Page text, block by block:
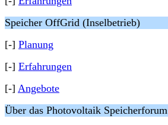
Speicher OffGrid (Inselbetrieb)
[-] Planung
[-] Erfahrungen
[-] Angebote
Über das Photovoltaik Speicherforum